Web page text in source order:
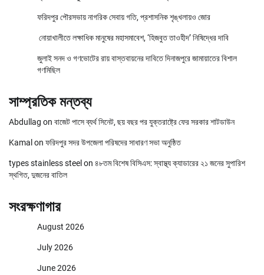
ফরিদপুর পৌরসভায় নাগরিক সেবায় গতি, প্রশাসনিক শৃঙ্খলায়ও জোর
নোয়াখালীতে লক্ষাধিক মানুষের মহাসমাবেশ, ‘হিজবুত তাওহীদ’ নিষিদ্ধের দাবি
জুলাই সনদ ও গণভোটের রায় বাস্তবায়নের দাবিতে দিনাজপুরে জামায়াতের বিশাল
গণমিছিল
সাম্প্রতিক মন্তব্য
Abdullag on বাজেট পাসে ব্যর্থ সিনেট, ছয় বছর পর যুক্তরাষ্ট্রে ফের সরকার শাটডাউন
Kamal on ফরিদপুর সদর উপজেলা পরিষদের সাধারণ সভা অনুষ্ঠিত
types stainless steel on ৪৮তম বিশেষ বিসিএস: স্বাস্থ্য ক্যাডারের ২১ জনের সুপারিশ
স্থগিত, দুজনের বাতিল
সংরক্ষণাগার
August 2026
July 2026
June 2026